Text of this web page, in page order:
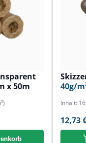
x 50m
40g/
Inhalt:
12,73